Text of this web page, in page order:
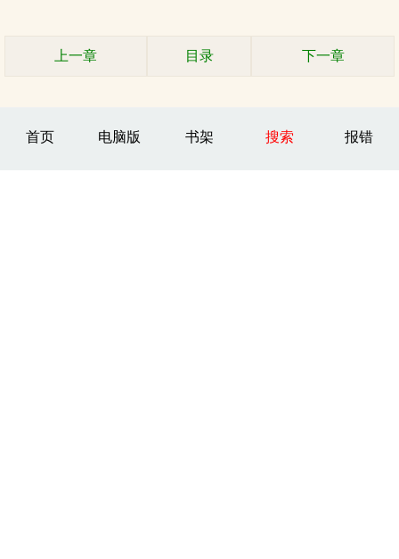
上一章 目录 下一章
首页 电脑版 书架 搜索 报错